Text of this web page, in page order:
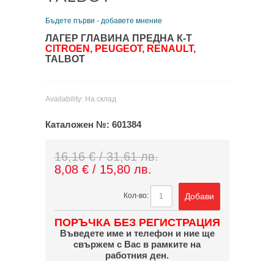
Бъдете първи - добавете мнение
ЛАГЕР ГЛАВИНА ПРЕДНА К-Т
CITROEN, PEUGEOT, RENAULT,
TALBOT
Availability: На склад
Каталожен №: 601384
16,16 € / 31,61 лв.
8,08 € / 15,80 лв.
Кол-во: Добави
ПОРЪЧКА БЕЗ РЕГИСТРАЦИЯ
Въведете име и телефон и ние ще
свържем с Вас в рамките на
работния ден.